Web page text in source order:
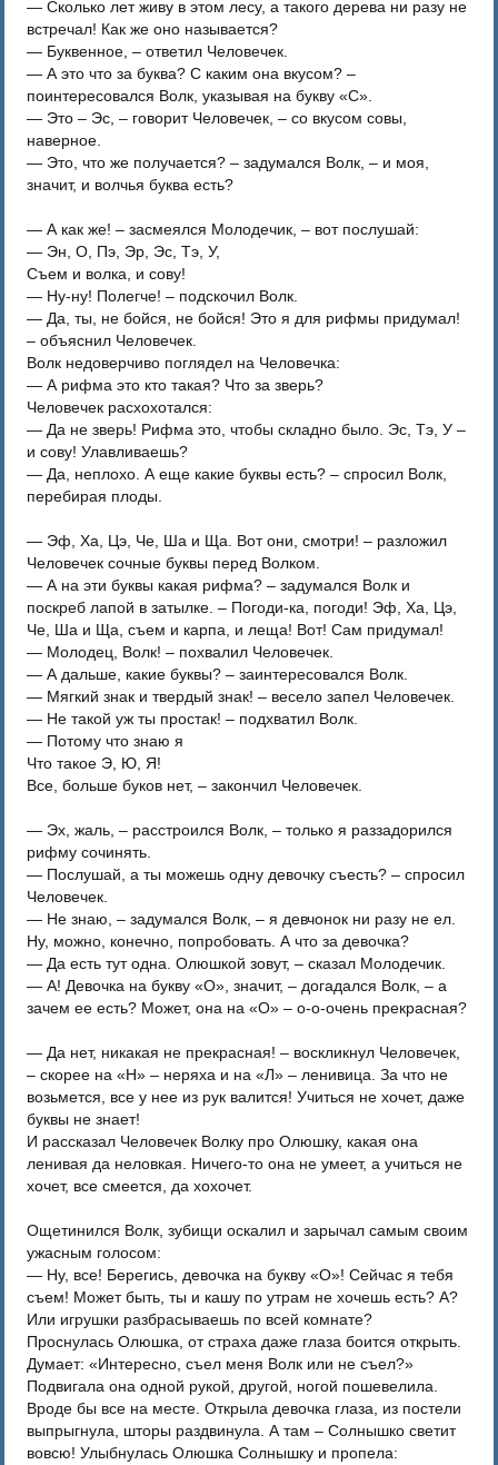
— Сколько лет живу в этом лесу, а такого дерева ни разу не
встречал! Как же оно называется?
— Буквенное, – ответил Человечек.
— А это что за буква? С каким она вкусом? –
поинтересовался Волк, указывая на букву «С».
— Это – Эс, – говорит Человечек, – со вкусом совы,
наверное.
— Это, что же получается? – задумался Волк, – и моя,
значит, и волчья буква есть?
— А как же! – засмеялся Молодечик, – вот послушай:
— Эн, О, Пэ, Эр, Эс, Тэ, У,
Съем и волка, и сову!
— Ну-ну! Полегче! – подскочил Волк.
— Да, ты, не бойся, не бойся! Это я для рифмы придумал!
– объяснил Человечек.
Волк недоверчиво поглядел на Человечка:
— А рифма это кто такая? Что за зверь?
Человечек расхохотался:
— Да не зверь! Рифма это, чтобы складно было. Эс, Тэ, У –
и сову! Улавливаешь?
— Да, неплохо. А еще какие буквы есть? – спросил Волк,
перебирая плоды.
— Эф, Ха, Цэ, Че, Ша и Ща. Вот они, смотри! – разложил
Человечек сочные буквы перед Волком.
— А на эти буквы какая рифма? – задумался Волк и
поскреб лапой в затылке. – Погоди-ка, погоди! Эф, Ха, Цэ,
Че, Ша и Ща, съем и карпа, и леща! Вот! Сам придумал!
— Молодец, Волк! – похвалил Человечек.
— А дальше, какие буквы? – заинтересовался Волк.
— Мягкий знак и твердый знак! – весело запел Человечек.
— Не такой уж ты простак! – подхватил Волк.
— Потому что знаю я
Что такое Э, Ю, Я!
Все, больше буков нет, – закончил Человечек.
— Эх, жаль, – расстроился Волк, – только я раззадорился
рифму сочинять.
— Послушай, а ты можешь одну девочку съесть? – спросил
Человечек.
— Не знаю, – задумался Волк, – я девчонок ни разу не ел.
Ну, можно, конечно, попробовать. А что за девочка?
— Да есть тут одна. Олюшкой зовут, – сказал Молодечик.
— А! Девочка на букву «О», значит, – догадался Волк, – а
зачем ее есть? Может, она на «О» – о-о-очень прекрасная?
— Да нет, никакая не прекрасная! – воскликнул Человечек,
– скорее на «Н» – неряха и на «Л» – ленивица. За что не
возьмется, все у нее из рук валится! Учиться не хочет, даже
буквы не знает!
И рассказал Человечек Волку про Олюшку, какая она
ленивая да неловкая. Ничего-то она не умеет, а учиться не
хочет, все смеется, да хохочет.
Ощетинился Волк, зубищи оскалил и зарычал самым своим
ужасным голосом:
— Ну, все! Берегись, девочка на букву «О»! Сейчас я тебя
съем! Может быть, ты и кашу по утрам не хочешь есть? А?
Или игрушки разбрасываешь по всей комнате?
Проснулась Олюшка, от страха даже глаза боится открыть.
Думает: «Интересно, съел меня Волк или не съел?»
Подвигала она одной рукой, другой, ногой пошевелила.
Вроде бы все на месте. Открыла девочка глаза, из постели
выпрыгнула, шторы раздвинула. А там – Солнышко светит
вовсю! Улыбнулась Олюшка Солнышку и пропела: